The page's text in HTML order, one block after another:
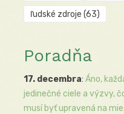
ľudské zdroje (63)
Poradňa
17. decembra: Áno,
jedinečné ciele a výzvy,
musí byť upravená na